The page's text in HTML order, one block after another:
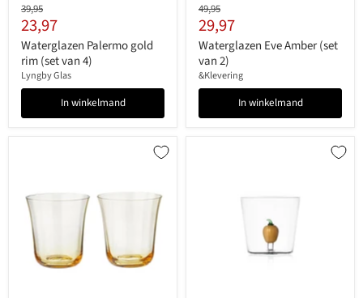
Originele
prijs
39,95
Huidige
prijs
23,97
Waterglazen Palermo gold
rim (set van 4)
Lyngby Glas
In winkelmand
Originele
prijs
49,95
Huidige
prijs
29,97
Waterglazen Eve Amber (set
van 2)
&Klevering
In winkelmand